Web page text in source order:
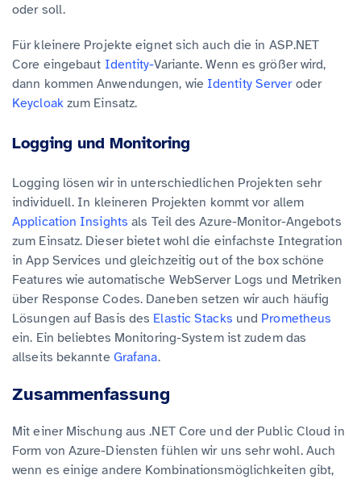
oder soll.
Für kleinere Projekte eignet sich auch die in ASP.NET
Core eingebaut Identity-Variante. Wenn es größer wird,
dann kommen Anwendungen, wie Identity Serveroder
Keycloakzum Einsatz.
Logging und Monitoring
Logging lösen wir in unterschiedlichen Projekten sehr
individuell. In kleineren Projekten kommt vor allem
Application Insights als Teil des Azure-Monitor-Angebots
zum Einsatz. Dieser bietet wohl die einfachste Integration
in App Services und gleichzeitig out of the box schöne
Features wie automatische WebServer Logs und Metriken
über Response Codes. Daneben setzen wir auch häufig
Lösungen auf Basis des Elastic Stacks und Prometheus
ein. Ein beliebtes Monitoring-System ist zudem das
allseits bekannte Grafana.
Zusammenfassung
Mit einer Mischung aus .NET Core und der Public Cloud in
Form von Azure-Diensten fühlen wir uns sehr wohl. Auch
wenn es einige andere Kombinationsmöglichkeiten gibt,